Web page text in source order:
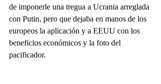
de imponerle una tregua a Ucrania arreglada
con Putin, pero que dejaba en manos de los
europeos la aplicación y a EEUU con los
beneficios económicos y la foto del
pacificador.